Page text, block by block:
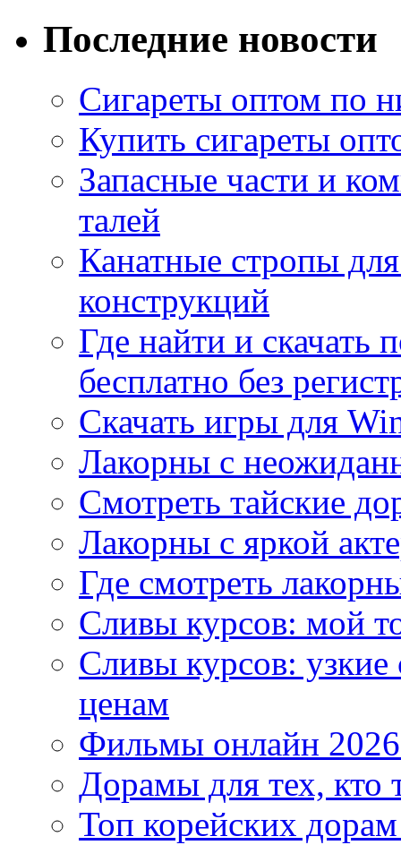
Последние новости
Сигареты оптом по
Купить сигареты
Запасные части и
талей
Канатные стропы
конструкций
Где найти и
бесплатно без
Скачать игры для
Лакорны с
Смотреть тайские
Лакорны с яркой
Где смотреть
Сливы курсов: мой
Сливы курсов:
ценам
Фильмы онлайн
Дорамы для тех, кто
Топ корейских